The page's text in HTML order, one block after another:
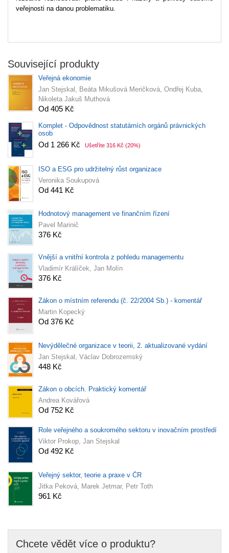
veřejnosti na danou problematiku.
Související produkty
Veřejná ekonomie
Jan Stejskal, Beáta Mikušová Meričková, Ondřej Kuba,
Nikoleta Jakuš Muthová
Od 405 Kč
Komplet - Odpovědnost statutárních orgánů právnických
osob
Od 1 266 Kč Ušetříte 316 Kč (20%)
ISO a ESG pro udržitelný růst organizace
Veronika Soukupová
Od 441 Kč
Hodnotový management ve finančním řízení
Pavel Marinič
376 Kč
Vnější a vnitřní kontrola z pohledu managementu
Vladimír Králíček, Jan Molín
376 Kč
Zákon o místním referendu (č. 22/2004 Sb.) - komentář
Martin Kopecký
Od 376 Kč
Nevýdělečné organizace v teorii, 2. aktualizované vydání
Jan Stejskal, Václav Dobrozemský
448 Kč
Zákon o obcích. Praktický komentář
Andrea Kovářová
Od 752 Kč
Role veřejného a soukromého sektoru v inovačním prostředí
Viktor Prokop, Jan Stejskal
Od 492 Kč
Veřejný sektor, teorie a praxe v ČR
Jitka Peková, Marek Jetmar, Petr Toth
961 Kč
Chcete vědět více o produktu?